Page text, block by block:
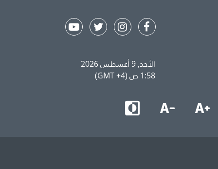
الأحد, 9 أغسطس 2026
1:58 ص (GMT +4)